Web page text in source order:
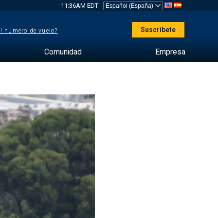
11:36AM EDT
número de vuelo? Suscríbete
Comunidad Empresa